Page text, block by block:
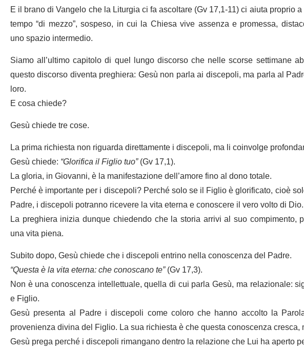
E il brano di Vangelo che la Liturgia ci fa ascoltare (Gv 17,1-11) ci aiuta proprio
tempo “di mezzo”, sospeso, in cui la Chiesa vive assenza e promessa,
uno spazio intermedio.
Siamo all’ultimo capitolo di quel lungo discorso che nelle scorse settimane
questo discorso diventa preghiera: Gesù non parla ai discepoli, ma parla al
loro.
E cosa chiede?
Gesù chiede tre cose.
La prima richiesta non riguarda direttamente i discepoli, ma li coinvolge
Gesù chiede:“Glorifica il Figlio tuo”(Gv 17,1).
La gloria, in Giovanni, è la manifestazione dell’amore fino al dono totale.
Perché è importante per i discepoli? Perché solo se il Figlio è glorificato, cioè
Padre, i discepoli potranno ricevere la vita eterna e conoscere il vero volto di Dio.
La preghiera inizia dunque chiedendo che la storia arrivi al suo
una vita piena.
Subito dopo, Gesù chiede che i discepoli entrino nella conoscenza del Padre.
“Questa è la vita eterna: che conoscano te”(Gv 17,3).
Non è una conoscenza intellettuale, quella di cui parla Gesù, ma relazionale:
e Figlio.
Gesù presenta al Padre i discepoli come coloro che hanno accolto la
provenienza divina del Figlio. La sua richiesta è che questa conoscenza
Gesù prega perché i discepoli rimangano dentro la relazione che Lui ha aperto